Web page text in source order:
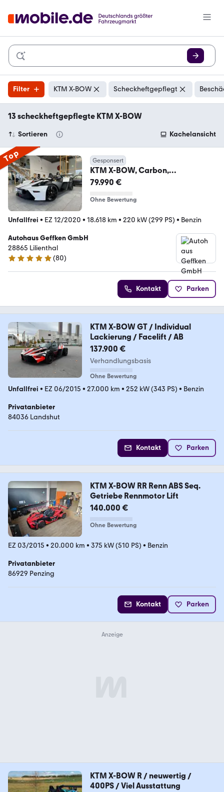
Filter KTM X-BOW Scheckheftgepflegt
13 scheckheftgepflegte KTM X-BOW
Sortieren Kachelansicht
Top Gesponsert
KTM X-BOW, Carbon,
Performance, sofort Verfügbar!
79.990 €
Ohne Bewertung
Unfallfrei • EZ 12/2020 • 18.618 km • 220 kW (299 PS) • Benzin
Autohaus Geffken GmbH
28865 Lilienthal
4.8 Sterne
(80)
Kontakt Parken
KTM X-BOW GT / Individual
Lackierung / Facelift / AB
137.900 €
Verhandlungsbasis
Ohne Bewertung
Unfallfrei • EZ 06/2015 • 27.000 km • 252 kW (343 PS) • Benzin
Privatanbieter
84036 Landshut
Kontakt Parken
KTM X-BOW RR Renn ABS Seq.
Getriebe Rennmotor Lift
140.000 €
Ohne Bewertung
EZ 03/2015 • 20.000 km • 375 kW (510 PS) • Benzin
Privatanbieter
86929 Penzing
Kontakt Parken
KTM X-BOW R / neuwertig /
400PS / Viel Ausstattung